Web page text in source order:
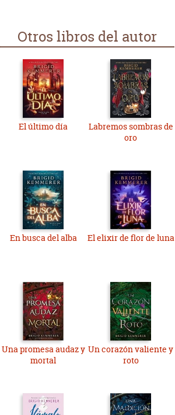
Otros libros del autor
El último día
Labremos sombras de
oro
En busca del alba El elixir de flor de luna
Una promesa audaz y
mortal
Un corazón valiente y
roto